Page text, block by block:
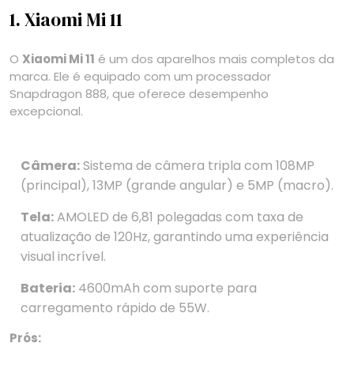
1. Xiaomi Mi 11
O Xiaomi Mi 11 é um dos aparelhos mais completos da
marca. Ele é equipado com um processador
Snapdragon 888, que oferece desempenho
excepcional.
Câmera:Sistema de câmera tripla com 108MP
(principal), 13MP (grande angular) e 5MP (macro).
Tela:AMOLED de 6,81 polegadas com taxa de
atualização de 120Hz, garantindo uma experiência
visual incrível.
Bateria: 4600mAh com suporte para
carregamento rápido de 55W.
Prós: